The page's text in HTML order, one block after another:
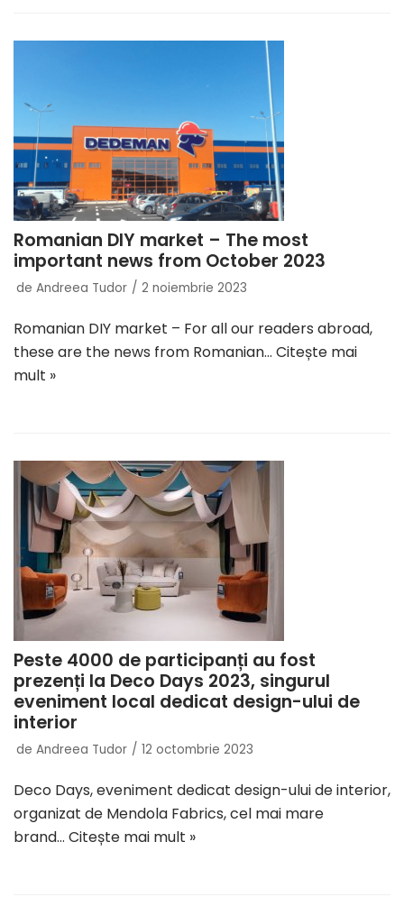
Romanian DIY market – The most
important news from October 2023
de Andreea Tudor 2 noiembrie 2023
Romanian DIY market – For all our readers abroad,
these are the news from Romanian… Citește mai
mult »
Peste 4000 de participanți au fost
prezenți la Deco Days 2023, singurul
eveniment local dedicat design-ului de
interior
de Andreea Tudor 12 octombrie 2023
Deco Days, eveniment dedicat design-ului de interior,
organizat de Mendola Fabrics, cel mai mare
brand… Citește mai mult »